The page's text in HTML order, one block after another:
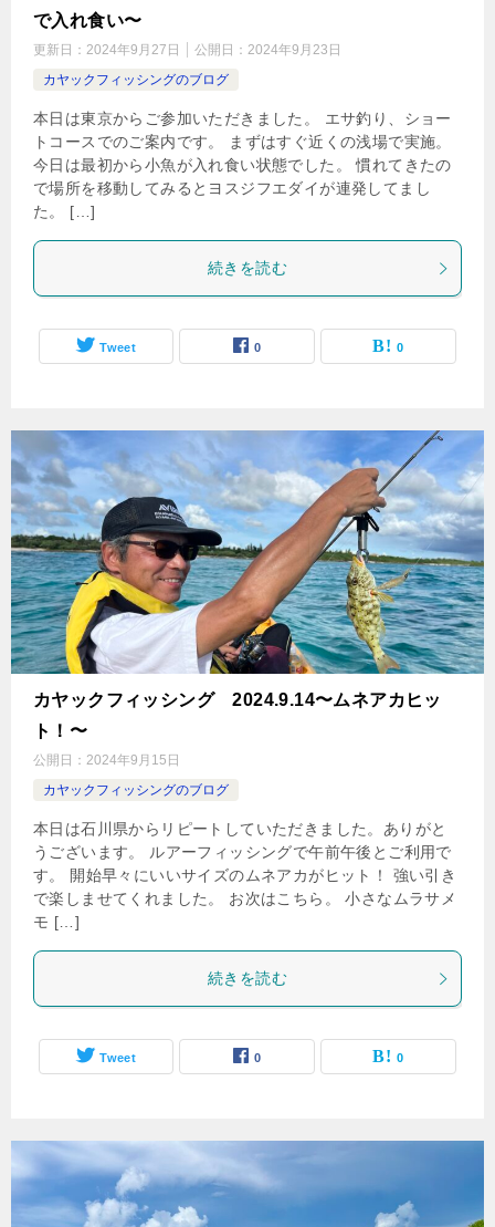
で入れ食い〜
更新日： 2024年9月27日 公開日： 2024年9月23日
カヤックフィッシングのブログ
本日は東京からご参加いただきました。 エサ釣り、ショー
トコースでのご案内です。 まずはすぐ近くの浅場で実施。
今日は最初から小魚が入れ食い状態でした。 慣れてきたの
で場所を移動してみるとヨスジフエダイが連発してまし
た。 […]
続きを読む
Tweet 0 0
カヤックフィッシング 2024.9.14〜ムネアカヒッ
ト！〜
公開日： 2024年9月15日
カヤックフィッシングのブログ
本日は石川県からリピートしていただきました。ありがと
うございます。 ルアーフィッシングで午前午後とご利用で
す。 開始早々にいいサイズのムネアカがヒット！ 強い引き
で楽しませてくれました。 お次はこちら。 小さなムラサメ
モ […]
続きを読む
Tweet 0 0